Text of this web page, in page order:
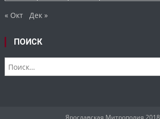
« Окт Дек »
ПОИСК